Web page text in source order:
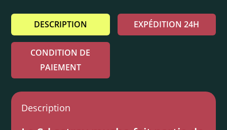
DESCRIPTION EXPÉDITION 24H
CONDITION DE
PAIEMENT
Description